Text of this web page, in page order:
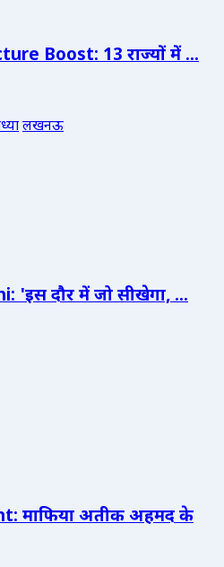
Boost: 13 राज्यों में ...
लखनऊ
'इस दौर में जो सीखेगा, ...
माफिया अतीक अहमद के